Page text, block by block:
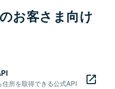
お客さま向け
所を取得できる公式API